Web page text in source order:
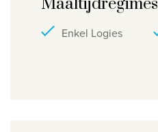
Maaltijdregimes
Enkel Logies